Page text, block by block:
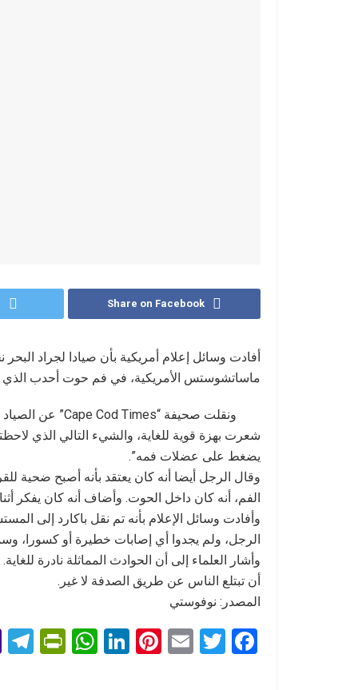
Share on Facebook
أفادت وسائل إعلام أمريكية بأن صيادا لجراد
ماساتشوستس الأمريكية، في فم حوت أحدب الذي
شعرت بهزة قوية للغاية، والشيء التالي الذي
يضغط على عضلات فمه”.
وقال الرجل أيضا أنه كان يعتقد بأنه أصبح ضحية
الفم، أنه كان داخل الحوت. وأضاف أنه كان يفكر
وأفادت وسائل الإعلام بأنه تم نقل باكارد إلى
الرجل، ولم يجدوا أي إصابات خطيرة أو كسورا،
وأشار العلماء إلى أن الحوادث المماثلة نادرة
أن تبتلع الناس عن طريق الصدفة لا غير.
المصدر: نوفوستي
F
T
E
Pi
Li
W
Pr